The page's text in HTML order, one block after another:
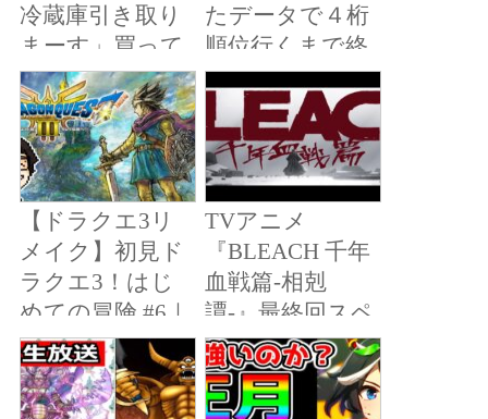
冷蔵庫引き取り
まーす」買って
２年も絶たず故
障した冷蔵庫を
交換→下の階に
住むクレクレマ
マが冷蔵庫を自
分の部屋に運ば
せようとして阻
止すると…（ス
カッと漫画）
【マンガ動画】
たデータで４桁
順位行くまで終
われないライブ
2 Aim for
10,000th place in
PVP【ドラゴン
ボールレジェン
ズ】【dragon
ball legends】
【ドラクエ3リ
メイク】初見ド
ラクエ3！はじ
めての冒険 #6｜
ドラゴンクエス
トIII そして伝
説へ…
TVアニメ
『BLEACH 千年
血戦篇-相剋
譚-』最終回スペ
シャルオープニ
ングムービー